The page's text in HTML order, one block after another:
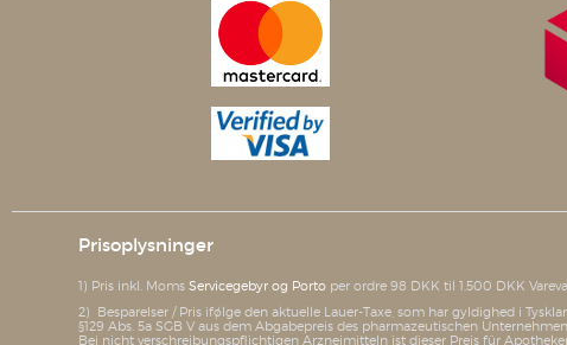
Prisoplysninger
1) Pris inkl. Moms Servicegebyr og Porto per ordre 98 DKK til 1.500 DKK
2) Besparelser / Pris ifølge den aktuelle Lauer-Taxe, som har gyldighed i
§129 Abs. 5a SGB V aus dem Abgabepreis des pharmazeutischen
Bei nicht verschreibungspflichtigen Arzneimitteln ist dieser Preis für